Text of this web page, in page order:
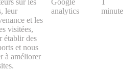
sur les
leur
et les
visitées,
établir des
et nous
à améliorer
Google
analytics
1
minute